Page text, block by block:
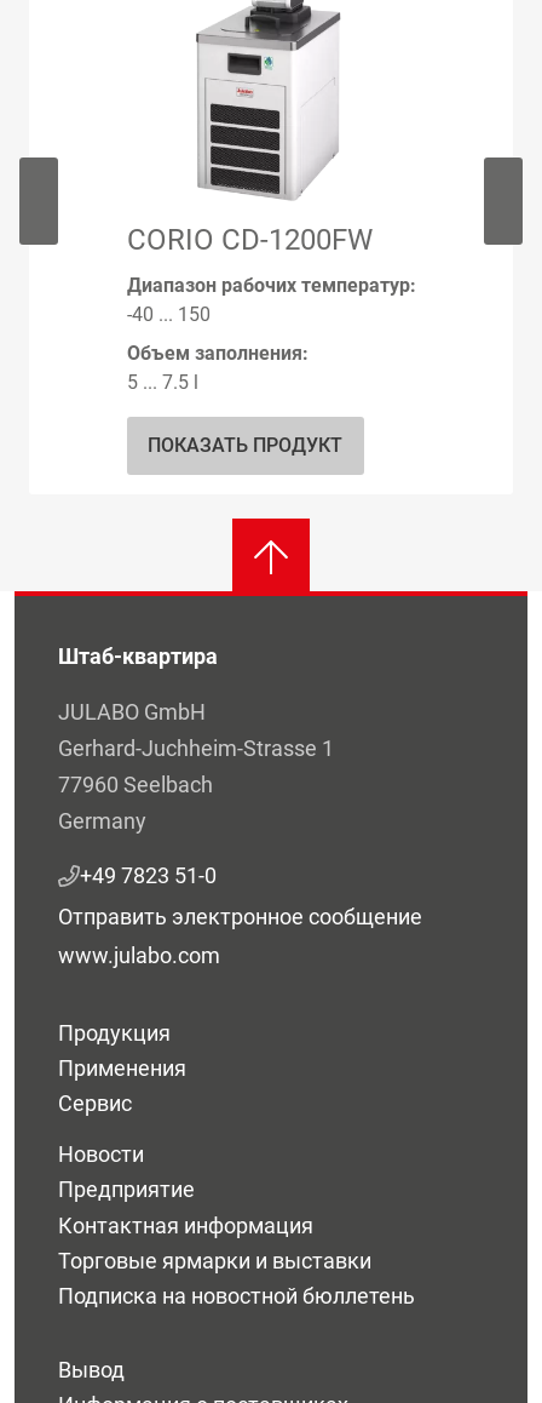
CORIO CD-1200FW
Диапазон рабочих температур:
-40 ... 150
Объем заполнения:
5 ... 7.5 l
ПОКАЗАТЬ ПРОДУКТ
Штаб-квартира
JULABO GmbH
Gerhard-Juchheim-Strasse 1
77960 Seelbach
Germany
+49 7823 51-0
Отправить электронное сообщение
www.julabo.com
Продукция
Применения
Сервис
Новости
Предприятие
Контактная информация
Торговые ярмарки и выставки
Подписка на новостной бюллетень
Вывод